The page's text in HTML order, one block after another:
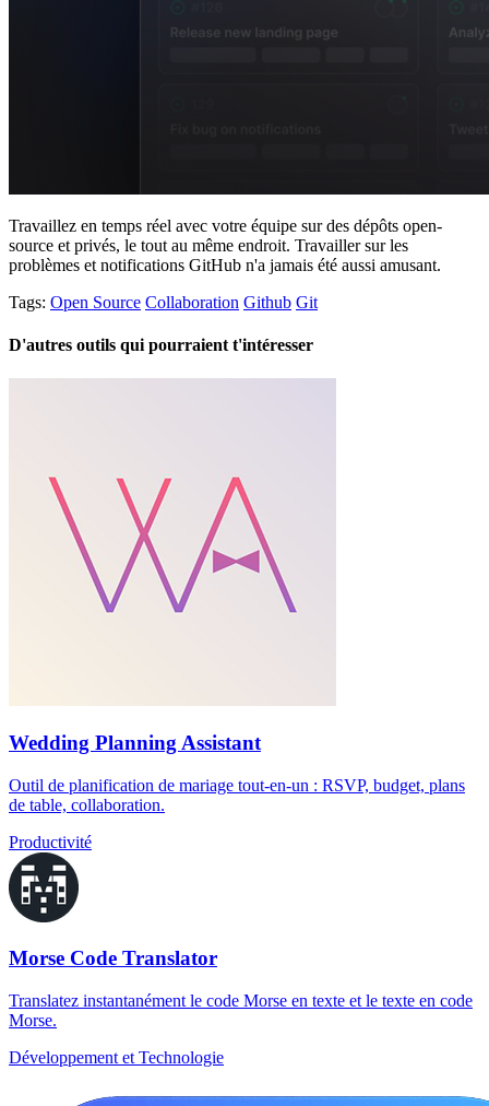
Travaillez en temps réel avec votre équipe sur des dépôts open-
source et privés, le tout au même endroit. Travailler sur les
problèmes et notifications GitHub n'a jamais été aussi amusant.
Tags: Open Source Collaboration Github Git
D'autres outils qui pourraient t'intéresser
Wedding Planning Assistant
Outil de planification de mariage tout-en-un : RSVP, budget, plans
de table, collaboration.
Productivité
Morse Code Translator
Translatez instantanément le code Morse en texte et le texte en code
Morse.
Développement et Technologie